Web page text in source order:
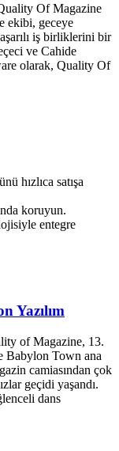
Of Magazine
ekibi, geceye
iş birliklerini bir
ve Cahide
olarak, Quality Of
hızlıca satışa
koruyun.
entegre
Yazılım
of Magazine, 13.
Babylon Town ana
camiasından çok
geçidi yaşandı.
dans